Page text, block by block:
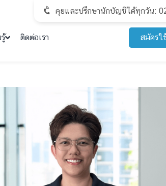
คุยและปรึกษานักบัญชีได้ทุกวัน:
ติดต่อเรา สมัครใ